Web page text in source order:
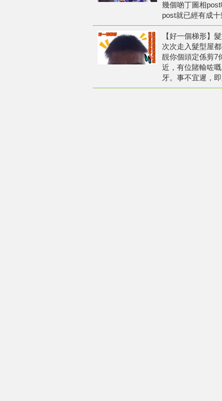
幾個啲丁圖相
post就已經有成
【好一個梯形】
次次走入髮型屋
靚你個頭定係剪7
近，有位賭輸咗
牙。事不宜遲，